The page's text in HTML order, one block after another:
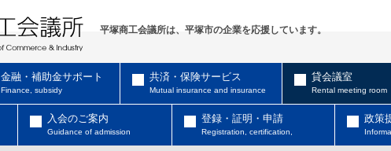
平塚商工会議所は、平塚市の企業を応援しています。
金融・補助金サポート
Finance, subsidy
共済・保険サービス
Mutual insurance and insurance
貸会議室
Rental meeting room
入会のご案内
Guidance of admission
登録・証明・申請
Registration, certification,
政策